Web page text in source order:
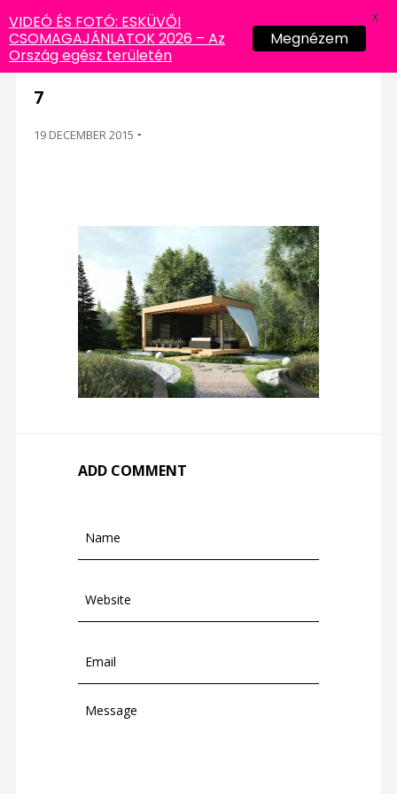
7
19 DECEMBER 2015 -
ADD COMMENT
VIDEÓ ÉS FOTÓ: ESKÜVŐI
CSOMAGAJÁNLATOK 2026 – Az
Ország egész területén
Megnézem
X